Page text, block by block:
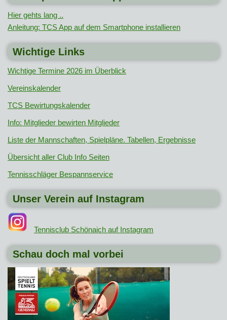
Hier gehts lang ..
Anleitung: TCS App auf dem Smartphone installieren
Wichtige Links
Wichtige Termine 2026 im Überblick
Vereinskalender
TCS Bewirtungskalender
Info: Mitglieder bewirten Mitglieder
Liste der Mannschaften, Spielpläne. Tabellen, Ergebnisse
Übersicht aller Club Info Seiten
Tennisschläger Bespannservice
Unser Verein auf Instagram
Tennisclub Schönaich auf Instagram
Schau doch mal vorbei